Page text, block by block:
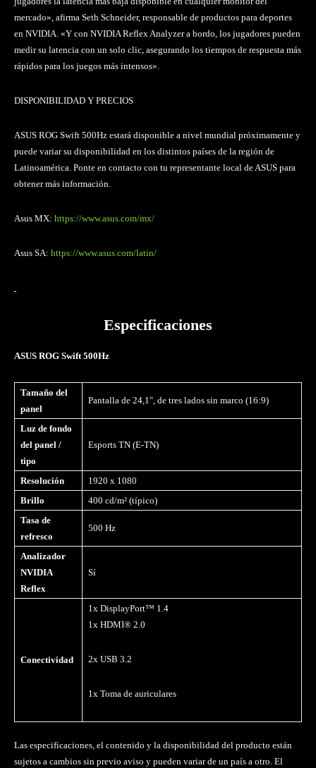
mercado», afirma Seth Schneider, responsable de productos para deportes
en NVIDIA. «Y con NVIDIA Reflex Analyzer a bordo, los jugadores pueden
medir su latencia con un solo clic, asegurando los tiempos de respuesta más
rápidos para los juegos más intensos».
DISPONIBILIDAD Y PRECIOS
ASUS ROG Swift 500Hz estará disponible a nivel mundial próximamente y
puede variar su disponibilidad en los distintos países de la región de
Latinoamérica. Ponte en contacto con tu representante local de ASUS para
obtener más información.
Asus MX: https://www.asus.com/mx/
Asus SA: https://www.asus.com/latin/
Especificaciones
ASUS ROG Swift 500Hz
Tamaño del
panel
Pantalla de 24,1ʺ, de tres lados sin marco (16:9)
Luz de fondo
del panel /
tipo
Esports TN (E-TN)
Resolución
1920 x 1080
Brillo
400 cd/m² (típico)
Tasa de
refresco
500 Hz
Analizador
NVIDIA
Reflex
Sí
Conectividad
1x DisplayPort™ 1.4
1x HDMI® 2.0
2x USB 3.2
1x Toma de auriculares
Las especificaciones, el contenido y la disponibilidad del producto están
sujetos a cambios sin previo aviso y pueden variar de un país a otro. El